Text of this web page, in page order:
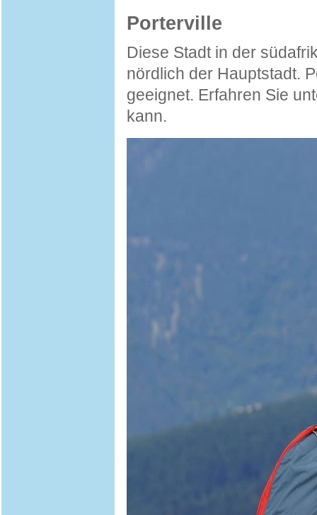
Porterville
Diese Stadt in der
nördlich der Hauptstadt.
geeignet. Erfahren Sie
kann.